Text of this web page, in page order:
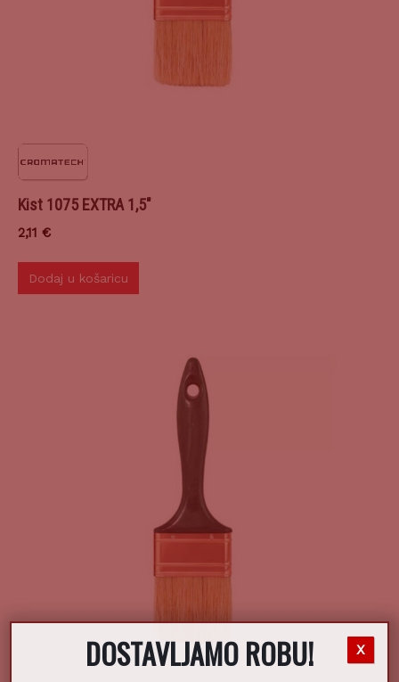
Kist 1075 EXTRA 1,5″
2,11 €
Dodaj u košaricu
DOSTAVLJAMO ROBU! X